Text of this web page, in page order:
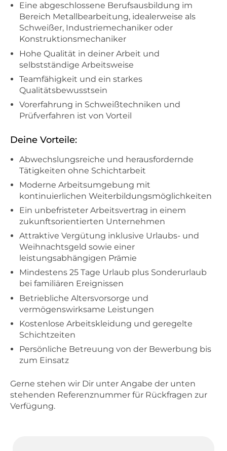
Eine abgeschlossene Berufsausbildung im
Bereich Metallbearbeitung, idealerweise als
Schweißer, Industriemechaniker oder
Konstruktionsmechaniker
Hohe Qualität in deiner Arbeit und
selbstständige Arbeitsweise
Teamfähigkeit und ein starkes
Qualitätsbewusstsein
Vorerfahrung in Schweißtechniken und
Prüfverfahren ist von Vorteil
Deine Vorteile:
Abwechslungsreiche und herausfordernde
Tätigkeiten ohne Schichtarbeit
Moderne Arbeitsumgebung mit
kontinuierlichen Weiterbildungsmöglichkeiten
Ein unbefristeter Arbeitsvertrag in einem
zukunftsorientierten Unternehmen
Attraktive Vergütung inklusive Urlaubs- und
Weihnachtsgeld sowie einer
leistungsabhängigen Prämie
Mindestens 25 Tage Urlaub plus Sonderurlaub
bei familiären Ereignissen
Betriebliche Altersvorsorge und
vermögenswirksame Leistungen
Kostenlose Arbeitskleidung und geregelte
Schichtzeiten
Persönliche Betreuung von der Bewerbung bis
zum Einsatz
Gerne stehen wir Dir unter Angabe der unten
stehenden Referenznummer für Rückfragen zur
Verfügung.